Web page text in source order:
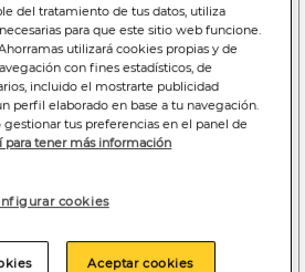
fromPrice reduced
0,79€to
0,65€
2,39€ 1,97€/litro
Cerveza con limón
Amstel Radler lata 33cl
(23/07/26 - 26/08/26)
Añadir a la cesta
del tratamiento de tus datos, utiliza
para que este sitio web funcione.
utilizará cookies propias y de
con fines estadísticos, de
incluido el mostrarte publicidad
perfil elaborado en base a tu navegación.
gestionar tus preferencias en el panel de
para tener más información
cookies
Aceptar cookies